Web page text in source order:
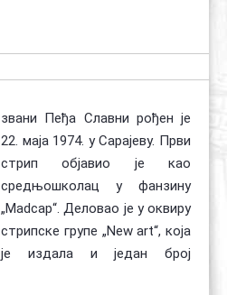
звани Пeђа Славни рођен је
22. маја 1974. у Сарајеву. Први
стрип објавио је као
средњошколац у фанзину
„Madcap“. Деловао је у оквиру
стрипске групе „New art“, која
је издала и један број